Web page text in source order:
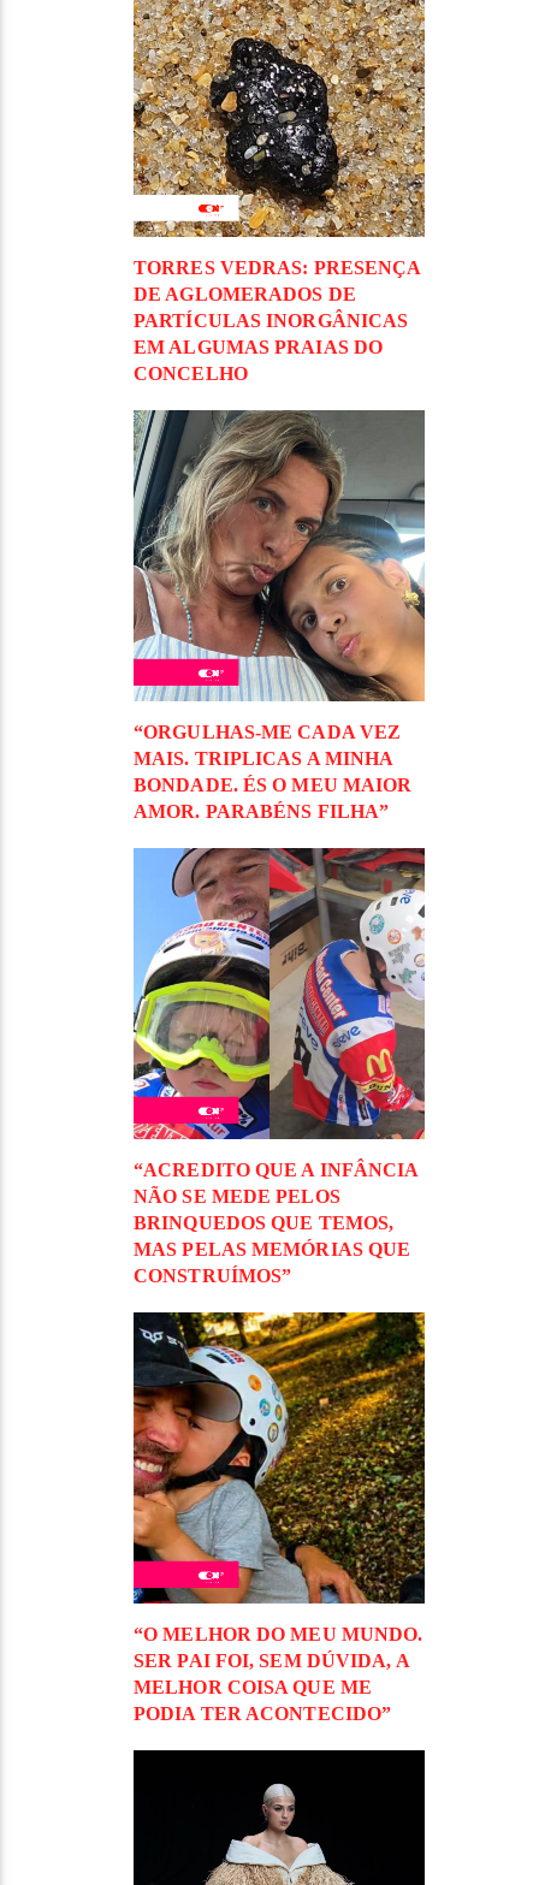
TORRES VEDRAS: PRESENÇA
DE AGLOMERADOS DE
PARTÍCULAS INORGÂNICAS
EM ALGUMAS PRAIAS DO
CONCELHO
“ORGULHAS-ME CADA VEZ
MAIS. TRIPLICAS A MINHA
BONDADE. ÉS O MEU MAIOR
AMOR. PARABÉNS FILHA”
“ACREDITO QUE A INFÂNCIA
NÃO SE MEDE PELOS
BRINQUEDOS QUE TEMOS,
MAS PELAS MEMÓRIAS QUE
CONSTRUÍMOS”
“O MELHOR DO MEU MUNDO.
SER PAI FOI, SEM DÚVIDA, A
MELHOR COISA QUE ME
PODIA TER ACONTECIDO”